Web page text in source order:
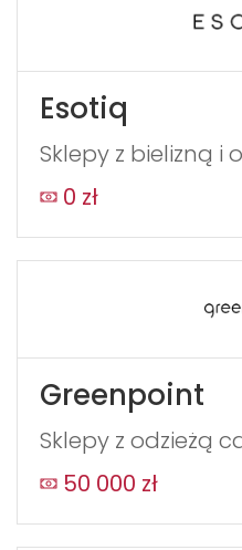
Esotiq
Sklepy z bielizną i
0 zł
Greenpoint
Sklepy z odzieżą
50 000 zł